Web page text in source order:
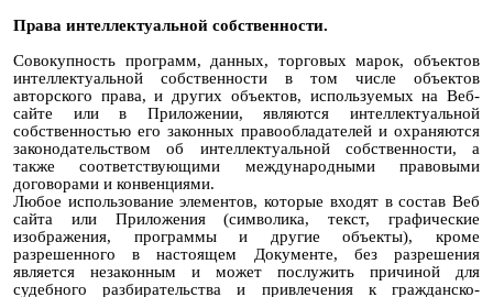
Права интеллектуальной собственности.
Совокупность программ, данных, торговых марок, объектов
интеллектуальной собственности в том числе объектов
авторского права, и других объектов, используемых на Веб-
сайте или в Приложении, являются интеллектуальной
собственностью его законных правообладателей и охраняются
законодательством об интеллектуальной собственности, а
также соответствующими международными правовыми
договорами и конвенциями.
Любое использование элементов, которые входят в состав Веб
сайта или Приложения (символика, текст, графические
изображения, программы и другие объекты), кроме
разрешенного в настоящем Документе, без разрешения
является незаконным и может послужить причиной для
судебного разбирательства и привлечения к гражданско-